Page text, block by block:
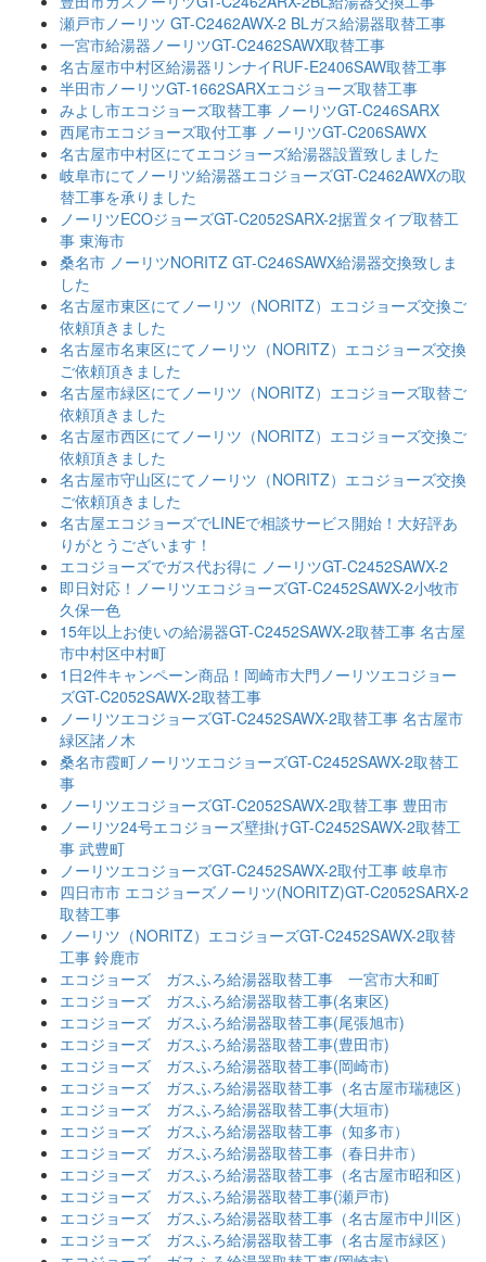
瀬戸市ノーリツ GT-C2462AWX-2 BLガス給湯器取替工事
一宮市給湯器ノーリツGT-C2462SAWX取替工事
名古屋市中村区給湯器リンナイRUF-E2406SAW取替工事
半田市ノーリツGT-1662SARXエコジョーズ取替工事
みよし市エコジョーズ取替工事 ノーリツGT-C246SARX
西尾市エコジョーズ取付工事 ノーリツGT-C206SAWX
名古屋市中村区にてエコジョーズ給湯器設置致しました
岐阜市にてノーリツ給湯器エコジョーズGT-C2462AWXの取
替工事を承りました
ノーリツECOジョーズGT-C2052SARX-2据置タイプ取替工
事 東海市
桑名市 ノーリツNORITZ GT-C246SAWX給湯器交換致しま
した
名古屋市東区にてノーリツ（NORITZ）エコジョーズ交換ご
依頼頂きました
名古屋市名東区にてノーリツ（NORITZ）エコジョーズ交換
ご依頼頂きました
名古屋市緑区にてノーリツ（NORITZ）エコジョーズ取替ご
依頼頂きました
名古屋市西区にてノーリツ（NORITZ）エコジョーズ交換ご
依頼頂きました
名古屋市守山区にてノーリツ（NORITZ）エコジョーズ交換
ご依頼頂きました
名古屋エコジョーズでLINEで相談サービス開始！大好評あ
りがとうございます！
エコジョーズでガス代お得に ノーリツGT-C2452SAWX-2
即日対応！ノーリツエコジョーズGT-C2452SAWX-2小牧市
久保一色
15年以上お使いの給湯器GT-C2452SAWX-2取替工事 名古屋
市中村区中村町
1日2件キャンペーン商品！岡崎市大門ノーリツエコジョー
ズGT-C2052SAWX-2取替工事
ノーリツエコジョーズGT-C2452SAWX-2取替工事 名古屋市
緑区諸ノ木
桑名市霞町ノーリツエコジョーズGT-C2452SAWX-2取替工
事
ノーリツエコジョーズGT-C2052SAWX-2取替工事 豊田市
ノーリツ24号エコジョーズ壁掛けGT-C2452SAWX-2取替工
事 武豊町
ノーリツエコジョーズGT-C2452SAWX-2取付工事 岐阜市
四日市市 エコジョーズノーリツ(NORITZ)GT-C2052SARX-2
取替工事
ノーリツ（NORITZ）エコジョーズGT-C2452SAWX-2取替
工事 鈴鹿市
エコジョーズ ガスふろ給湯器取替工事 一宮市大和町
エコジョーズ ガスふろ給湯器取替工事(名東区)
エコジョーズ ガスふろ給湯器取替工事(尾張旭市)
エコジョーズ ガスふろ給湯器取替工事(豊田市)
エコジョーズ ガスふろ給湯器取替工事(岡崎市)
エコジョーズ ガスふろ給湯器取替工事（名古屋市瑞穂区）
エコジョーズ ガスふろ給湯器取替工事(大垣市)
エコジョーズ ガスふろ給湯器取替工事（知多市）
エコジョーズ ガスふろ給湯器取替工事（春日井市）
エコジョーズ ガスふろ給湯器取替工事（名古屋市昭和区）
エコジョーズ ガスふろ給湯器取替工事(瀬戸市)
エコジョーズ ガスふろ給湯器取替工事（名古屋市中川区）
エコジョーズ ガスふろ給湯器取替工事（名古屋市緑区）